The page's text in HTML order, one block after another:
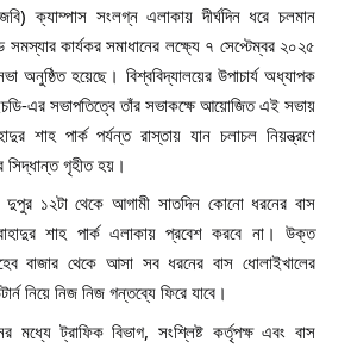
ক্যাম্পাস সংলগ্ন এলাকায় দীর্ঘদিন ধরে চলমান
সমস্যার কার্যকর সমাধানের লক্ষ্যে ৭ সেপ্টেম্বর ২০২৫
অনুষ্ঠিত হয়েছে। বিশ্ববিদ্যালয়ের উপাচার্য অধ্যাপক
এর সভাপতিত্বে তাঁর সভাকক্ষে আয়োজিত এই সভায়
শাহ পার্ক পর্যন্ত রাস্তায় যান চলাচল নিয়ন্ত্রণে
সিদ্ধান্ত গৃহীত হয়।
দুপুর ১২টা থেকে আগামী সাতদিন কোনো ধরনের বাস
শাহ পার্ক এলাকায় প্রবেশ করবে না। উক্ত
বাজার থেকে আসা সব ধরনের বাস ধোলাইখালের
নিয়ে নিজ নিজ গন্তব্যে ফিরে যাবে।
মধ্যে ট্রাফিক বিভাগ, সংশ্লিষ্ট কর্তৃপক্ষ এবং বাস